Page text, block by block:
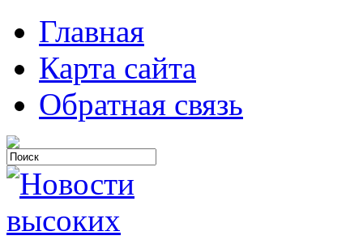
Главная
Карта сайта
Обратная связь